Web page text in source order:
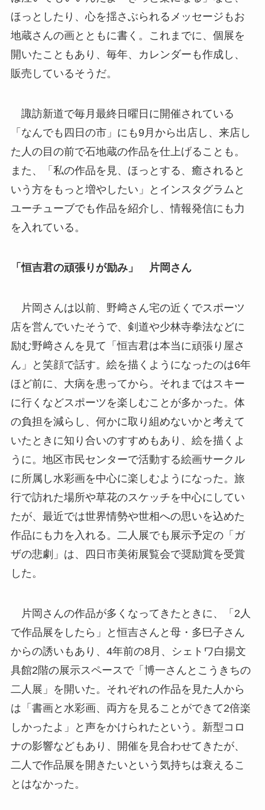
ほっとしたり、心を揺さぶられるメッセージもお
地蔵さんの画とともに書く。これまでに、個展を
開いたこともあり、毎年、カレンダーも作成し、
販売しているそうだ。
諏訪新道で毎月最終日曜日に開催されている
「なんでも四日の市」にも9月から出店し、来店し
た人の目の前で石地蔵の作品を仕上げることも。
また、「私の作品を見、ほっとする、癒されると
いう方をもっと増やしたい」とインスタグラムと
ユーチューブでも作品を紹介し、情報発信にも力
を入れている。
「恒吉君の頑張りが励み」 片岡さん
片岡さんは以前、野﨑さん宅の近くでスポーツ
店を営んでいたそうで、剣道や少林寺拳法などに
励む野﨑さんを見て「恒吉君は本当に頑張り屋さ
ん」と笑顔で話す。絵を描くようになったのは6年
ほど前に、大病を患ってから。それまではスキー
に行くなどスポーツを楽しむことが多かった。体
の負担を減らし、何かに取り組めないかと考えて
いたときに知り合いのすすめもあり、絵を描くよ
うに。地区市民センターで活動する絵画サークル
に所属し水彩画を中心に楽しむようになった。旅
行で訪れた場所や草花のスケッチを中心にしてい
たが、最近では世界情勢や世相への思いを込めた
作品にも力を入れる。二人展でも展示予定の「ガ
ザの悲劇」は、四日市美術展覧会で奨励賞を受賞
した。
片岡さんの作品が多くなってきたときに、「2人
で作品展をしたら」と恒吉さんと母・多巳子さん
からの誘いもあり、4年前の8月、シェトワ白揚文
具館2階の展示スペースで「博一さんとこうきちの
二人展」を開いた。それぞれの作品を見た人から
は「書画と水彩画、両方を見ることができて2倍楽
しかったよ」と声をかけられたという。新型コロ
ナの影響などもあり、開催を見合わせてきたが、
二人で作品展を開きたいという気持ちは衰えるこ
とはなかった。